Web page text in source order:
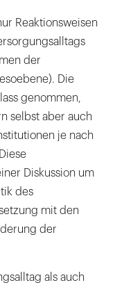
Reaktionsweisen
der
Die
genommen,
selbst aber auch
je nach
Diskussion um
des
mit den
der
als auch